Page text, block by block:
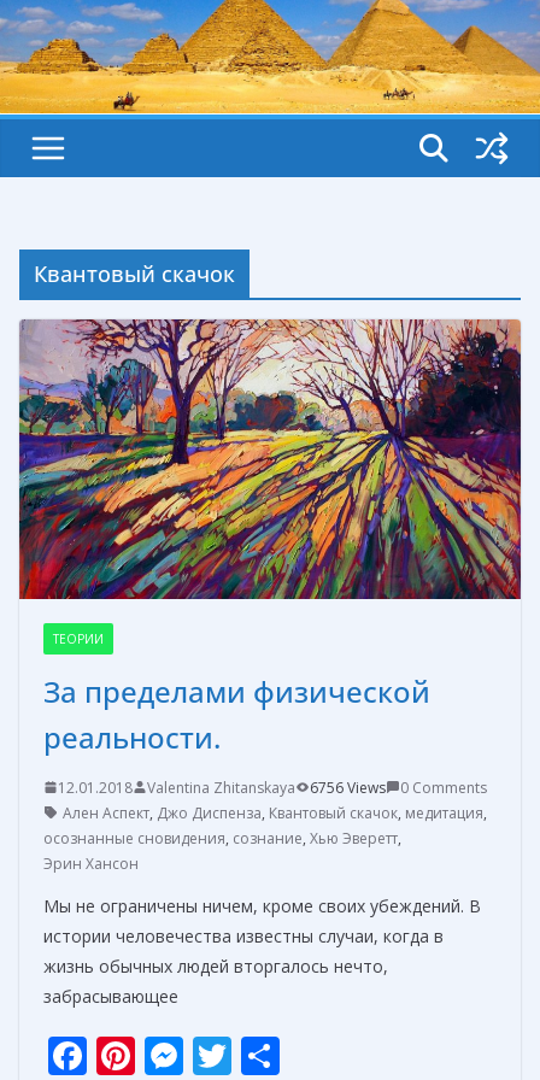
Квантовый скачок
ТЕОРИИ
За пределами физической
реальности.
12.01.2018 Valentina Zhitanskaya 6756 Views
0 Comments
Ален Аспект, Джо Диспенза, Квантовый скачок, медитация,
осознанные сновидения, сознание, Хью Эверетт,
Эрин Хансон
Мы не ограничены ничем, кроме своих убеждений. В
истории человечества известны случаи, когда в
жизнь обычных людей вторгалось нечто,
забрасывающее
F Pi M T